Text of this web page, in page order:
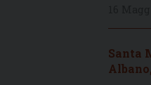
Santa